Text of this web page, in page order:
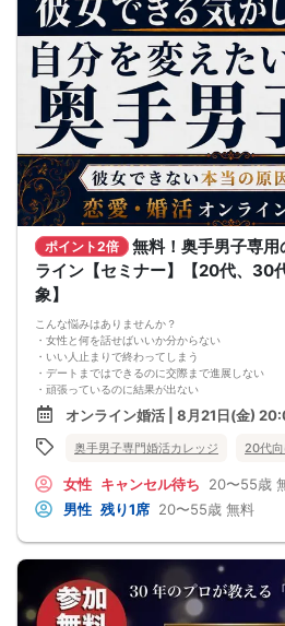
ポイント2倍
無料！奥手男子専
ライン【セミナー】【20代、30
象】
こんな悩みはありませんか？
・女性と何を話せばいいか分からない
・いい人止まりで終わってしまう
・デートまではできるのに交際まで進展しない
・頑張っているのに結果が出ない
・何が原因なのか分からない
・このまま続けても彼女ができる気がしない
これまで500名以上の
奥手男子の恋愛・婚活相談に乗ってきて、
それは、
多くの奥手男子は、努力不足ではなく、
努力の方向性がズレているということです。
恋愛系YouTubeを見たり、
婚活パーティーや街コンへ参加したり、
みなさん本当に努力しています。
でも、その努力が本命女性との交際につながらず、
オンライン婚活 | 8月21日(金)
奥手男子専門婚活カレッジ 20代
女性 キャンセル待ち 20〜55歳
男性 残り1席 20〜55歳 無料